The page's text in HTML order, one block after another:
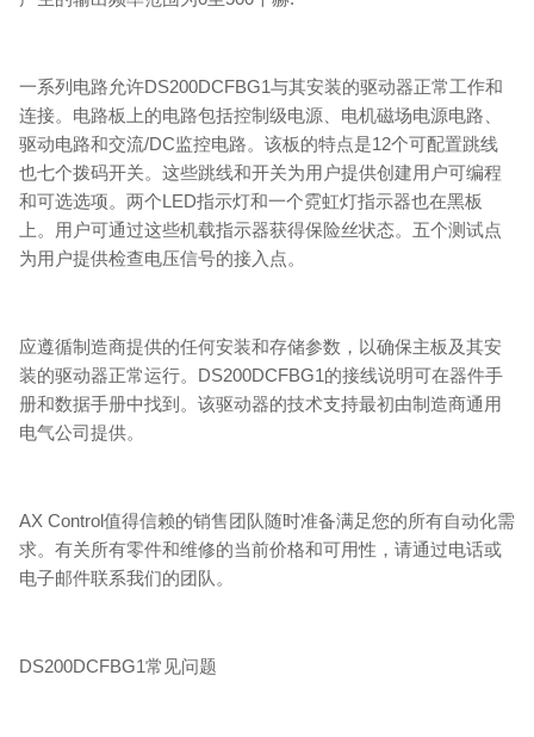
一系列电路允许DS200DCFBG1与其安装的驱动器正常工作和
连接。电路板上的电路包括控制级电源、电机磁场电源电路、
驱动电路和交流/DC监控电路。该板的特点是12个可配置跳线
也七个拨码开关。这些跳线和开关为用户提供创建用户可编程
和可选选项。两个LED指示灯和一个霓虹灯指示器也在黑板
上。用户可通过这些机载指示器获得保险丝状态。五个测试点
为用户提供检查电压信号的接入点。
应遵循制造商提供的任何安装和存储参数，以确保主板及其安
装的驱动器正常运行。DS200DCFBG1的接线说明可在器件手
册和数据手册中找到。该驱动器的技术支持最初由制造商通用
电气公司提供。
AX Control值得信赖的销售团队随时准备满足您的所有自动化需
求。有关所有零件和维修的当前价格和可用性，请通过电话或
电子邮件联系我们的团队。
DS200DCFBG1常见问题